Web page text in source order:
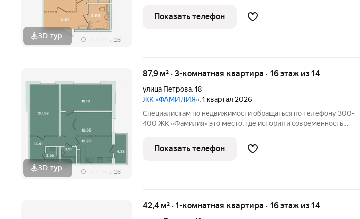
3D-тур + 26
эстетику прошлого, соседствует с современными технологиями и
удобствами. Вокруг
Показать телефон
3D-тур + 26
87,9 м² · 3-комнатная квартира · 16 этаж из 14
улица Петрова,18
ЖК «ФАМИЛИЯ», 1 квартал 2026
Специалистам по недвижимости обращаться по телефону 300-
400 ЖК «Фамилия» это место, где история и современность
эстетику прошлого, соседствует с современными технологиями и
удобствами. Вокруг
Показать телефон
42,4 м² · 1-комнатная квартира · 16 этаж из 14